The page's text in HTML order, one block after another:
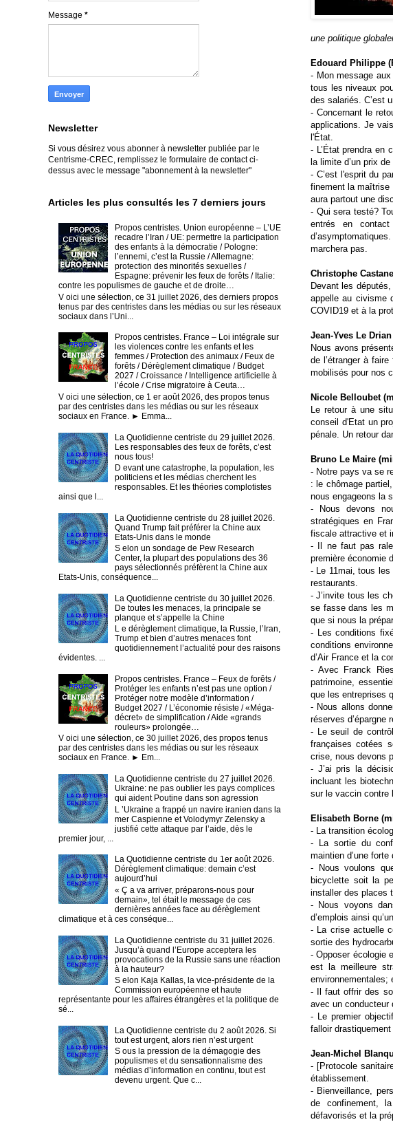
une politique
Edouard Philippe
- Mon message
tous les niveaux
des salariés. C’est
-Concernant le
applications. Je
l'État.
- L’État prendra
la limite d’un prix
- C’est l'esprit du
finement la maîtrise
aura partout une
- Qui sera testé?
entrés en
marchera pas.
Christophe
Devant les députés,
appelle au civisme
COVID19 et à la
Jean-Yves Le
Nous avons
de l’étranger à
mobilisés pour nos
Nicole Belloubet
Le retour à une
conseil d'Etat un
pénale. Un retour
Bruno Le Maire
- Notre pays va se
: le chômage
nous engageons la
-
Nous devons
stratégiques en
fiscale attractive et
-
Il ne faut pas
première économie
- Le 11mai, tous les
restaurants.
-J’invite tous les
se fasse dans les
que si nous la
- Les conditions
conditions
d’Air France et la
- Avec Franck
patrimoine,
que les entreprises
- Nous allons
réserves d’épargne
- Le seuil de
françaises cotées
crise, nous devons
- J’ai pris la
incluant les
sur le vaccin contre
Elisabeth Borne (
- La transition
-
La sortie du
maintien d’une
-
Nous voulons
bicyclette soit la
installer des places
- Nous voyons
d’emplois ainsi
- La crise actuelle
sortie des
-Opposer écologie
est la meilleure
environnementales;
-
Il faut offrir des
avec un conducteur
- Le premier
falloir
Jean-Michel
- [Protocole
établissement.
- Bienveillance,
de confinement,
défavorisés et la
Message *
Newsletter
Si vous désirez vous abonner à newsletter publiée par le
Centrisme-CREC, remplissez le formulaire de contact ci-
dessus avec le message "abonnement à la newsletter"
Articles les plus consultés les 7 derniers jours
Propos centristes. Union européenne – L’UE
recadre l’Iran / UE: permettre la participation
des enfants à la démocratie / Pologne:
l’ennemi, c’est la Russie / Allemagne:
protection des minorités sexuelles /
Espagne: prévenir les feux de forêts / Italie:
contre les populismes de gauche et de droite…
V oici une sélection, ce 31 juillet 2026, des derniers propos
tenus par des centristes dans les médias ou sur les réseaux
sociaux dans l’Uni...
Propos centristes. France – Loi intégrale sur
les violences contre les enfants et les
femmes / Protection des animaux / Feux de
forêts / Dérèglement climatique / Budget
2027 / Croissance / Intelligence artificielle à
l’école / Crise migratoire à Ceuta…
V oici une sélection, ce 1 er août 2026, des propos tenus
par des centristes dans les médias ou sur les réseaux
sociaux en France. ► Emma...
La Quotidienne centriste du 29 juillet 2026.
Les responsables des feux de forêts, c’est
nous tous!
D evant une catastrophe, la population, les
politiciens et les médias cherchent les
responsables. Et les théories complotistes
ainsi que l...
La Quotidienne centriste du 28 juillet 2026.
Quand Trump fait préférer la Chine aux
Etats-Unis dans le monde
S elon un sondage de Pew Research
Center, la plupart des populations des 36
pays sélectionnés préfèrent la Chine aux
Etats-Unis, conséquence...
La Quotidienne centriste du 30 juillet 2026.
De toutes les menaces, la principale se
planque et s’appelle la Chine
L e dérèglement climatique, la Russie, l’Iran,
Trump et bien d’autres menaces font
quotidiennement l’actualité pour des raisons
évidentes. ...
Propos centristes. France – Feux de forêts /
Protéger les enfants n’est pas une option /
Protéger notre modèle d’information /
Budget 2027 / L’économie résiste / «Méga-
décret» de simplification / Aide «grands
rouleurs» prolongée…
V oici une sélection, ce 30 juillet 2026, des propos tenus
par des centristes dans les médias ou sur les réseaux
sociaux en France. ► Em...
La Quotidienne centriste du 27 juillet 2026.
Ukraine: ne pas oublier les pays complices
qui aident Poutine dans son agression
L ’Ukraine a frappé un navire iranien dans la
mer Caspienne et Volodymyr Zelensky a
justifié cette attaque par l’aide, dès le
premier jour, ...
La Quotidienne centriste du 1er août 2026.
Dérèglement climatique: demain c’est
aujourd’hui
« Ç a va arriver, préparons-nous pour
demain», tel était le message de ces
dernières années face au dérèglement
climatique et à ces conséque...
La Quotidienne centriste du 31 juillet 2026.
Jusqu’à quand l’Europe acceptera les
provocations de la Russie sans une réaction
à la hauteur?
S elon Kaja Kallas, la vice-présidente de la
Commission européenne et haute
représentante pour les affaires étrangères et la politique de
sé...
La Quotidienne centriste du 2 août 2026. Si
tout est urgent, alors rien n’est urgent
S ous la pression de la démagogie des
populismes et du sensationnalisme des
médias d’information en continu, tout est
devenu urgent. Que c...